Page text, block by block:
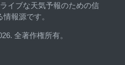
イブな天気予報のための信
情報源です。
全著作権所有。